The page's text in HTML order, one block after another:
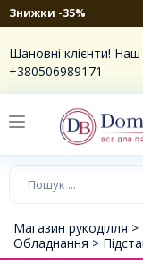
Знижки -35%
Шановні клієнти!
+380506989171
Магазин рукоділля >
Обладнання >